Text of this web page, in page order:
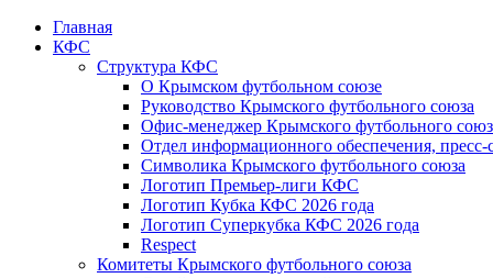
Главная
КФС
Структура КФС
О Крымском футбольном союзе
Руководство Крымского футбольного союза
Офис-менеджер Крымского футбольного
Отдел информационного обеспечения, пресс-
Символика Крымского футбольного союза
Логотип Премьер-лиги КФС
Логотип Кубка КФС 2026 года
Логотип Суперкубка КФС 2026 года
Respect
Комитеты Крымского футбольного союза